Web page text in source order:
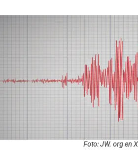
Foto: JW. org en